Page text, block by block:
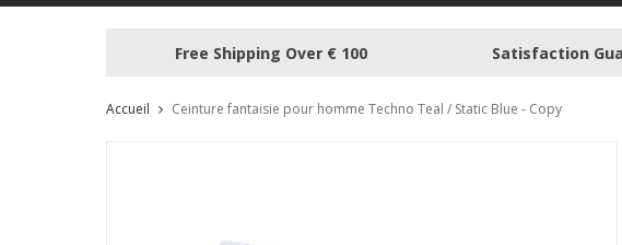
Free Shipping Over € 100 Satisfaction
Accueil Ceinture fantaisie pour homme Techno Teal / Static Blue - Copy